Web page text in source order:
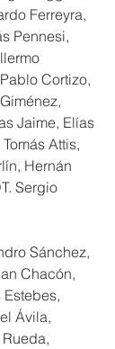
Ferreyra,
Pennesi,
Cortizo,
Jaime, Elías
Attis,
Hernán
Sergio
Sánchez,
Chacón,
Ávila,